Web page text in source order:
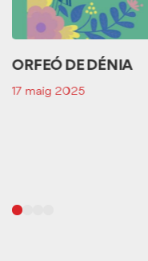
ORFEÓ DE DÉNIA
17 maig 2025